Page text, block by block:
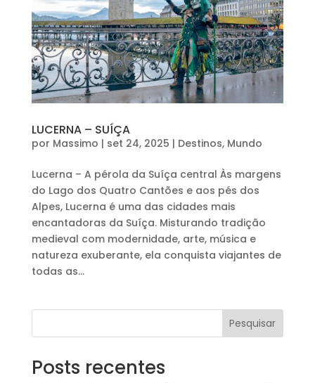
LUCERNA – SUÍÇA
por Massimo | set 24, 2025 | Destinos, Mundo
Lucerna – A pérola da Suíça central Às margens
do Lago dos Quatro Cantões e aos pés dos
Alpes, Lucerna é uma das cidades mais
encantadoras da Suíça. Misturando tradição
medieval com modernidade, arte, música e
natureza exuberante, ela conquista viajantes de
todas as...
Pesquisar
Posts recentes